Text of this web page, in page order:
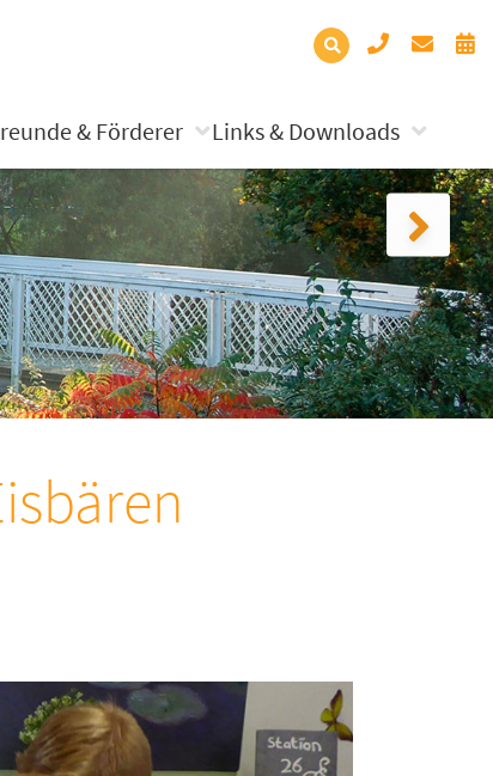
& Förderer Links & Downloads